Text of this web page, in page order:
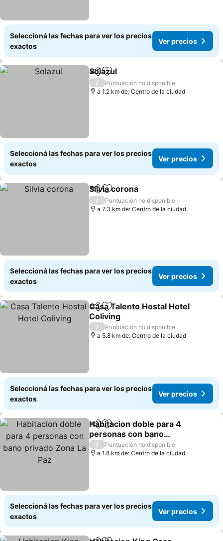
Seleccioná las fechas para ver los precios
exactos
Ver precios
CompartirAñadir a favoritos
Solazul
/
Puntuación no disponible
a 1.2 km de: Centro de la ciudad
Seleccioná las fechas para ver los precios
exactos
Ver precios
CompartirAñadir a favoritos
Silvia corona
/
Puntuación no disponible
a 7.3 km de: Centro de la ciudad
Seleccioná las fechas para ver los precios
exactos
Ver precios
CompartirAñadir a favoritos
Casa Talento Hostal Hotel
Coliving
Ver precios
/
Puntuación no disponible
a 5.8 km de: Centro de la ciudad
Seleccioná las fechas para ver los precios
exactos
Ver precios
CompartirAñadir a favoritos
Habitacion doble para 4
personas con bano
privado Zona La Paz
Ver precios
/
Puntuación no disponible
a 1.8 km de: Centro de la ciudad
Seleccioná las fechas para ver los precios
exactos
Ver precios